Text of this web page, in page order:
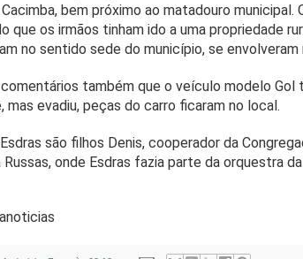
Cacimba, bem próximo ao matadouro municipal.
que os irmãos tinham ido a uma propriedade
no sentido sede do município, se envolveram
também que o veículo modelo Gol
mas evadiu, peças do carro ficaram no local.
são filhos Denis, cooperador da
Russas, onde Esdras fazia parte da orquestra